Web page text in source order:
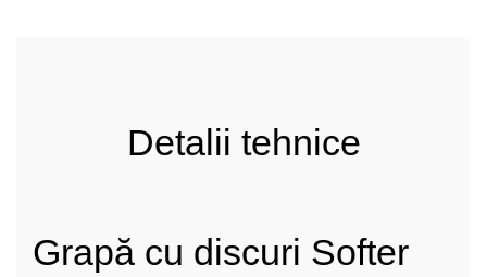
Detalii tehnice
Grapă cu discuri Softer